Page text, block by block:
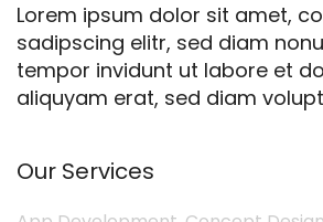
Lorem ipsum dolor sit amet,
sadipscing elitr, sed diam
tempor invidunt ut labore et
aliquyam erat, sed diam
Our Services